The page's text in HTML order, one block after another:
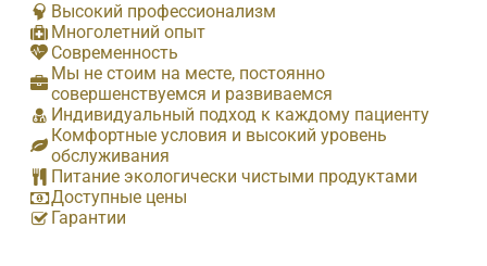
Высокий профессионализм
Многолетний опыт
Современность
Мы не стоим на месте, постоянно
совершенствуемся и развиваемся
Индивидуальный подход к каждому пациенту
Комфортные условия и высокий уровень
обслуживания
Питание экологически чистыми продуктами
Доступные цены
Гарантии